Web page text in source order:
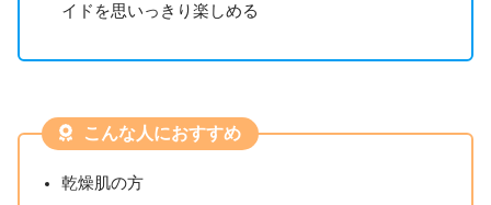
イドを思いっきり楽しめる
こんな人におすすめ
乾燥肌の方